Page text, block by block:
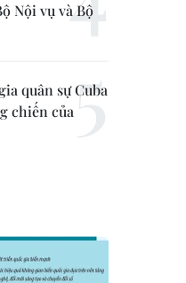
Nội vụ và Bộ
quân sự Cuba
chiến của